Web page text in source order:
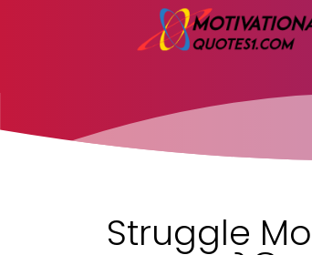
Struggle